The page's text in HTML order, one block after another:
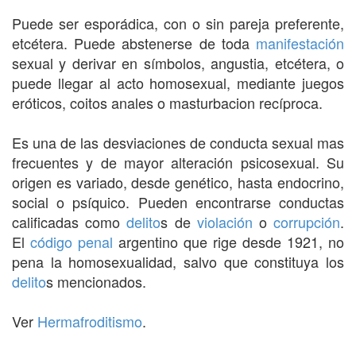
Puede ser esporádica, con o sin pareja preferente,
etcétera. Puede abstenerse de toda manifestación
sexual y derivar en símbolos, angustia, etcétera, o
puede llegar al acto homosexual, mediante juegos
eróticos, coitos anales o masturbacion recíproca.
Es una de las desviaciones de conducta sexual mas
frecuentes y de mayor alteración psicosexual. Su
origen es variado, desde genético, hasta endocrino,
social o psíquico. Pueden encontrarse conductas
calificadas comodelitos de violación ocorrupción.
El código penal argentino que rige desde 1921, no
pena la homosexualidad, salvo que constituya los
delitos mencionados.
Ver Hermafroditismo.